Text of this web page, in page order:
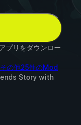
プリをダウンロー
その他25件のMod
Storywith